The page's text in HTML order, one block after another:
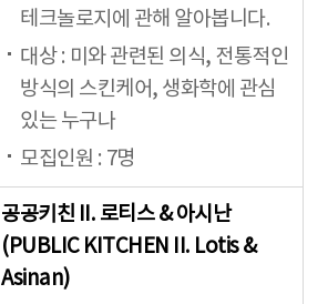
테크놀로지에 관해 알아봅니다.
대상 : 미와 관련된 의식, 전통적인
방식의 스킨케어, 생화학에 관심
있는 누구나
모집인원 : 7명
공공키친 II. 로티스 & 아시난
(PUBLIC KITCHEN II. Lotis &
Asinan)